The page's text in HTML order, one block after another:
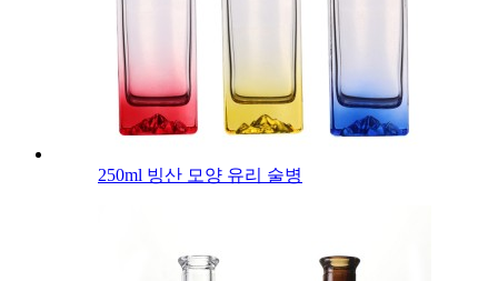
250ml 빙산 모양 유리 술병